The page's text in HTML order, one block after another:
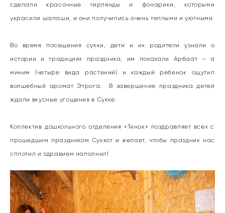
сделали красочные гирлянды и фонарики, которыми
украсили шалаши, и они получились очень теплыми и уютными.
Во время посещения сукки, дети и их родители узнали о
истории и традициях праздника, им показали Арбаат – а
миним (четыре вида растений) и каждый ребенок ощутил
волшебный аромат Этрога. В завершение праздника детей
ждали вкусные угощения в Сукке.
Коллектив дошкольного отделения «Тинок» поздравляет всех с
прошедшим праздником Суккот и желает, чтобы праздник нас
сплотил и здравием наполнил!